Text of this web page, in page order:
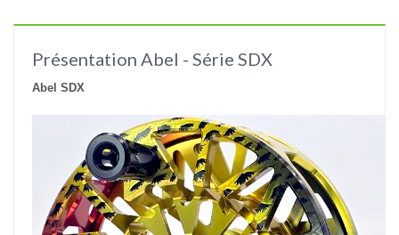
Présentation Abel - Série SDX
Abel SDX